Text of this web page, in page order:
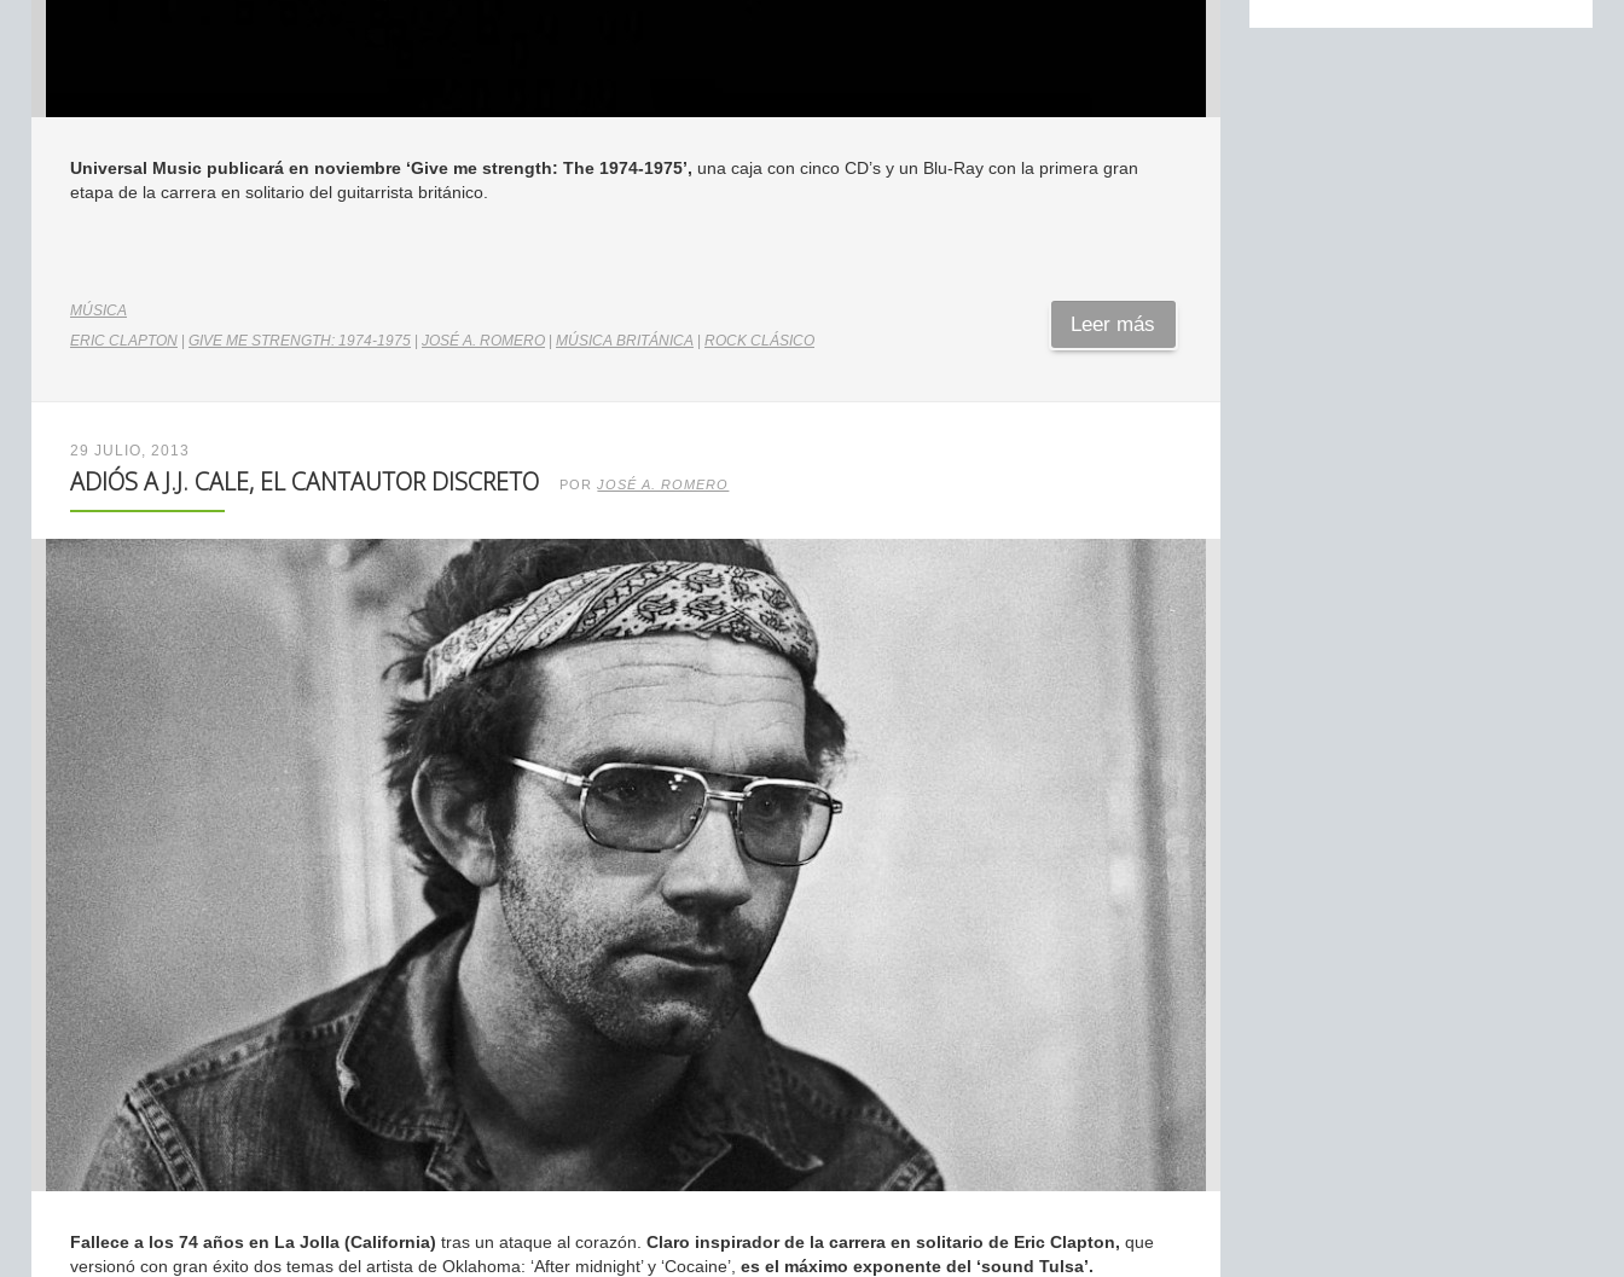
Universal Music publicará en noviembre ‘Give me strength: The 1974-1975’, una caja con cinco CD’s y un Blu-Ray con la primera gran
etapa de la carrera en solitario del guitarrista británico.
MÚSICA
ERIC CLAPTON
GIVE ME STRENGTH: 1974-1975 JOSÉ A. ROMERO MÚSICA BRITÁNICA ROCK CLÁSICO
Leer más
29 JULIO, 2013
ADIÓS A J.J. CALE, EL CANTAUTOR DISCRETO PORJOSÉ A. ROMERO
Fallece a los 74 años en La Jolla (California) tras un ataque al corazón. Claro inspirador de la carrera en solitario de Eric Clapton, que
versionó con gran éxito dos temas del artista de Oklahoma: ‘After midnight’ y ‘Cocaine’, es el máximo exponente del ‘sound Tulsa’.